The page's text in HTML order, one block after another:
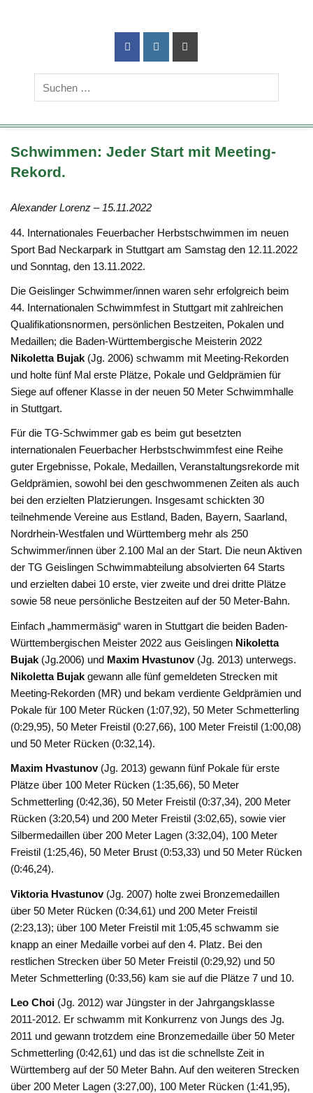
TG-Geislingen
DIE Sportadresse in Geislingen!
Schwimmen: Jeder Start mit Meeting-
Rekord.
Alexander Lorenz – 15.11.2022
44. Internationales Feuerbacher Herbstschwimmen im neuen
Sport Bad Neckarpark in Stuttgart am Samstag den 12.11.2022
und Sonntag, den 13.11.2022.
Die Geislinger Schwimmer/innen waren sehr erfolgreich beim
44. Internationalen Schwimmfest in Stuttgart mit zahlreichen
Qualifikationsnormen, persönlichen Bestzeiten, Pokalen und
Medaillen; die Baden-Württembergische Meisterin 2022
Nikoletta Bujak (Jg. 2006) schwamm mit Meeting-Rekorden
und holte fünf Mal erste Plätze, Pokale und Geldprämien für
Siege auf offener Klasse in der neuen 50 Meter Schwimmhalle
in Stuttgart.
Für die TG-Schwimmer gab es beim gut besetzten
internationalen Feuerbacher Herbstschwimmfest eine Reihe
guter Ergebnisse, Pokale, Medaillen, Veranstaltungsrekorde mit
Geldprämien, sowohl bei den geschwommenen Zeiten als auch
bei den erzielten Platzierungen. Insgesamt schickten 30
teilnehmende Vereine aus Estland, Baden, Bayern, Saarland,
Nordrhein-Westfalen und Württemberg mehr als 250
Schwimmer/innen über 2.100 Mal an der Start. Die neun Aktiven
der TG Geislingen Schwimmabteilung absolvierten 64 Starts
und erzielten dabei 10 erste, vier zweite und drei dritte Plätze
sowie 58 neue persönliche Bestzeiten auf der 50 Meter-Bahn.
Einfach „hammermäsig“ waren in Stuttgart die beiden Baden-
Württembergischen Meister 2022 aus Geislingen Nikoletta
Bujak (Jg.2006) und Maxim Hvastunov(Jg. 2013) unterwegs.
Nikoletta Bujak gewann alle fünf gemeldeten Strecken mit
Meeting-Rekorden (MR) und bekam verdiente Geldprämien und
Pokale für 100 Meter Rücken (1:07,92), 50 Meter Schmetterling
(0:29,95), 50 Meter Freistil (0:27,66), 100 Meter Freistil (1:00,08)
und 50 Meter Rücken (0:32,14).
Maxim Hvastunov(Jg. 2013) gewann fünf Pokale für erste
Plätze über 100 Meter Rücken (1:35,66), 50 Meter
Schmetterling (0:42,36), 50 Meter Freistil (0:37,34), 200 Meter
Rücken (3:20,54) und 200 Meter Freistil (3:02,65), sowie vier
Silbermedaillen über 200 Meter Lagen (3:32,04), 100 Meter
Freistil (1:25,46), 50 Meter Brust (0:53,33) und 50 Meter Rücken
(0:46,24).
Viktoria Hvastunov(Jg. 2007) holte zwei Bronzemedaillen
über 50 Meter Rücken (0:34,61) und 200 Meter Freistil
(2:23,13); über 100 Meter Freistil mit 1:05,45 schwamm sie
knapp an einer Medaille vorbei auf den 4. Platz. Bei den
restlichen Strecken über 50 Meter Freistil (0:29,92) und 50
Meter Schmetterling (0:33,56) kam sie auf die Plätze 7 und 10.
Leo Choi (Jg. 2012) war Jüngster in der Jahrgangsklasse
2011-2012. Er schwamm mit Konkurrenz von Jungs des Jg.
2011 und gewann trotzdem eine Bronzemedaille über 50 Meter
Schmetterling (0:42,61) und das ist die schnellste Zeit in
Württemberg auf der 50 Meter Bahn. Auf den weiteren Strecken
über 200 Meter Lagen (3:27,00), 100 Meter Rücken (1:41,95),